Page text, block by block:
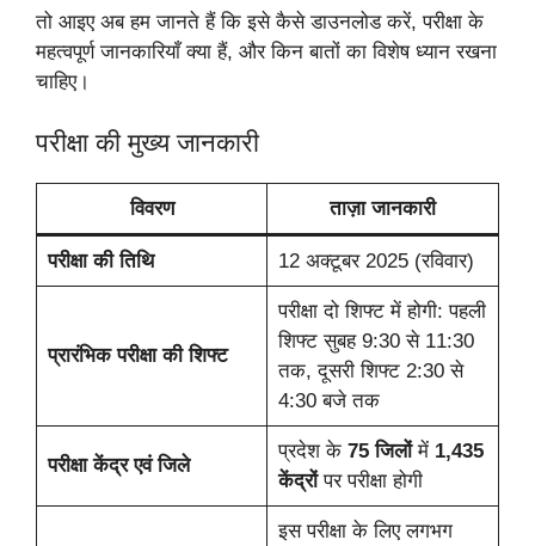
तो आइए अब हम जानते हैं कि इसे कैसे डाउनलोड करें, परीक्षा के
महत्वपूर्ण जानकारियाँ क्या हैं, और किन बातों का विशेष ध्यान रखना
चाहिए।
परीक्षा की मुख्य जानकारी
विवरण ताज़ा जानकारी
परीक्षा की तिथि 12 अक्टूबर 2025 (रविवार)
प्रारंभिक परीक्षा की शिफ्ट
परीक्षा दो शिफ्ट में होगी: पहली
शिफ्ट सुबह 9:30 से 11:30
तक, दूसरी शिफ्ट 2:30 से
4:30 बजे तक
परीक्षा केंद्र एवं जिले
प्रदेश के 75 जिलोंमें 1,435
केंद्रोंपर परीक्षा होगी
इस परीक्षा के लिए लगभग